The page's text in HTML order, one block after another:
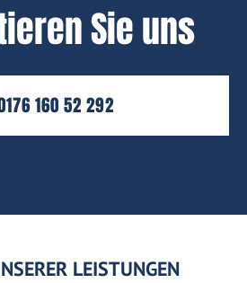
Sie uns
160 52 292
LEISTUNGEN